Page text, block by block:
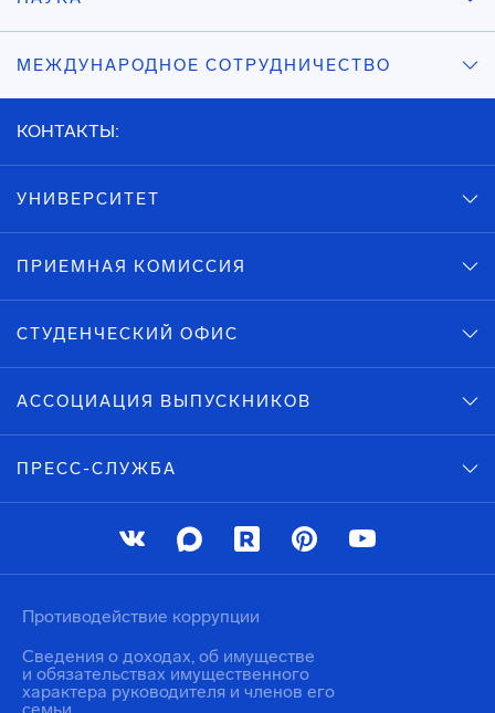
МЕЖДУНАРОДНОЕ СОТРУДНИЧЕСТВО
КОНТАКТЫ:
УНИВЕРСИТЕТ
ПРИЕМНАЯ КОМИССИЯ
СТУДЕНЧЕСКИЙ ОФИС
АССОЦИАЦИЯ ВЫПУСКНИКОВ
ПРЕСС-СЛУЖБА
Противодействие коррупции
Сведения о доходах, об имуществе
и обязательствах имущественного
характера руководителя и членов его